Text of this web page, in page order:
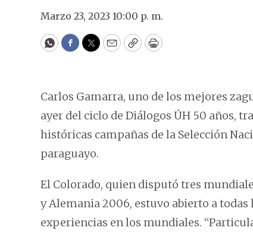
Marzo 23, 2023 10:00 p. m.
WhatsApp
Facebook
Twitter
EmailCopyPrint
Carlos Gamarra, uno de los mejores
ayer del ciclo de Diálogos ÚH 50 años,
históricas campañas de la Selección
paraguayo.
El Colorado, quien disputó tres
y Alemania 2006, estuvo abierto a todas
experiencias en los mundiales.